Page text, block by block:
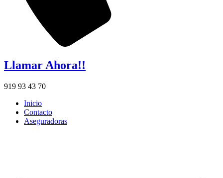
Llamar Ahora!!
919 93 43 70
Inicio
Contacto
Aseguradoras